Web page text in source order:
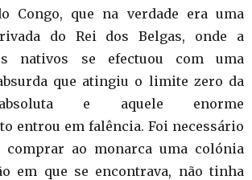
Congo, que na verdade era uma
do Rei dos Belgas, onde a
nativos se efectuou com uma
que atingiu o limite zero da
e aquele enorme
entrou em falência. Foi necessário
comprar ao monarca uma colónia
em que se encontrava, não tinha